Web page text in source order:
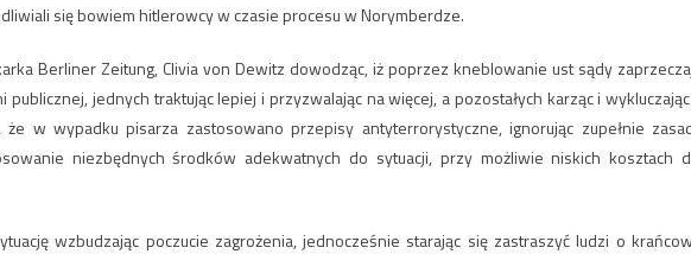
się bowiem hitlerowcy w czasie procesu w Norymberdze.
Berliner Zeitung, Clivia von Dewitz dowodząc, iż poprzez kneblowanie ust sądy
jednych traktując lepiej i przyzwalając na więcej, a pozostałych karząc i
że w wypadku pisarza zastosowano przepisy antyterrorystyczne, ignorując zupełnie
niezbędnych środków adekwatnych do sytuacji, przy możliwie niskich kosztach
wzbudzając poczucie zagrożenia, jednocześnie starając się zastraszyć ludzi o